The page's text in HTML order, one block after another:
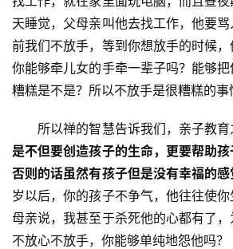
天睡觉，父母亲叫他去找工作，他要
前我们不放手，等到你想放手的时候
你能够牵儿女的手牵一辈子吗？能够
糟糕是不是？所以不放手是很糟糕的事
所以禅的智慧告诉我们，亲子教育
是不但要创造孩子的生命，更要帮助孩
否则的话虽然有孩子但是没有幸福的感
岁以后，你的孩子不争气，他往往使
母亲说，我甚至于杀死他的心都有了
不放心不放手，你能够单纯地怨他吗？